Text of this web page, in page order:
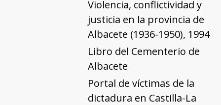
Violencia, conflictividad y
justicia en la provincia de
Albacete (1936-1950), 1994
Libro del Cementerio de
Albacete
Portal de víctimas de la
dictadura en Castilla-La